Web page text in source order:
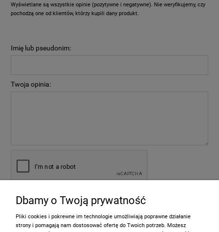
Wyświetlane są wszystkie opinie (pozytywne i negatywne). Nie weryfikujemy, czy
pochodzą one od klientów, którzy kupili dany produkt.
Imię lub pseudonim:
Twoja opinia:
Dbamy o Twoją prywatność
Pliki cookies i pokrewne im technologie umożliwiają poprawne działanie
strony i pomagają nam dostosować ofertę do Twoich potrzeb. Możesz